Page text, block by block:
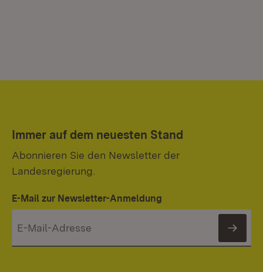
Immer auf dem neuesten Stand
Abonnieren Sie den Newsletter der
Landesregierung.
E-Mail zur Newsletter-Anmeldung